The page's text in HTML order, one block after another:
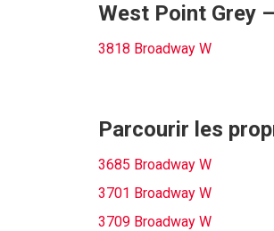
West Point Grey
3818 Broadway W
Parcourir les
3685 Broadway W
3701 Broadway W
3709 Broadway W